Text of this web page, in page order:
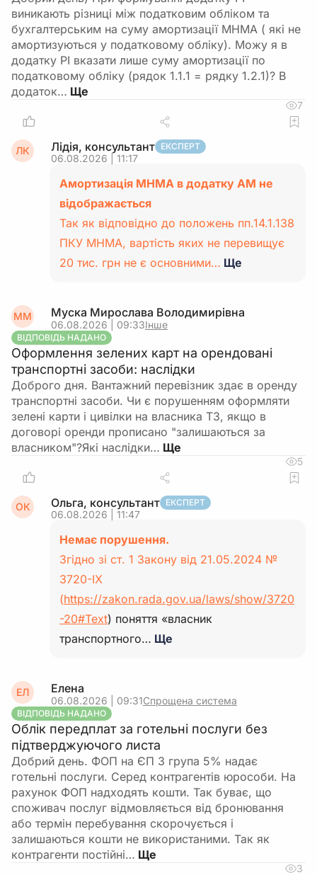
виникають різниці між податковим обліком та
бухгалтерським на суму амортизації МНМА ( які не
амортизуються у податковому обліку). Можу я в
додатку РІ вказати лише суму амортизації по
податковому обліку (рядок 1.1.1 = рядку 1.2.1)? В
додаток…
7
ЛК Лідія, консультант ЕКСПЕРТ
06.08.2026 | 11:17
Амортизація МНМА в додатку АМ не
відображається
Так як відповідно до положень пп.14.1.138
ПКУ МНМА, вартість яких не перевищує
20 тис. грн не є основними… Ще
ММ Муска Мирослава Володимирівна
06.08.2026 | 09:33Інше
ВІДПОВІДЬ НАДАНО
Оформлення зелених карт на орендовані
транспортні засоби: наслідки
Доброго дня. Вантажний перевізник здає в оренду
транспортні засоби. Чи є порушенням оформляти
зелені карти і цивілки на власника ТЗ, якщо в
договорі оренди прописано "залишаються за
власником"?Які наслідки…
5
ОК Ольга, консультант ЕКСПЕРТ
06.08.2026 | 11:47
Немає порушення.
Згідно зі ст. 1 Закону від 21.05.2024 №
3720-IX
(https://zakon.rada.gov.ua/laws/show/3720
-20#Text) поняття «власник
транспортного… Ще
ЕЛ Елена
06.08.2026 | 09:31Спрощена система
ВІДПОВІДЬ НАДАНО
Облік передплат за готельні послуги без
підтверджуючого листа
Добрий день. ФОП на ЄП 3 група 5% надає
готельні послуги. Серед контрагентів юрособи. На
рахунок ФОП надходять кошти. Так буває, що
споживач послуг відмовляється від бронювання
або термін перебування скорочується і
залишаються кошти не використаними. Так як
контрагенти постійні…
3